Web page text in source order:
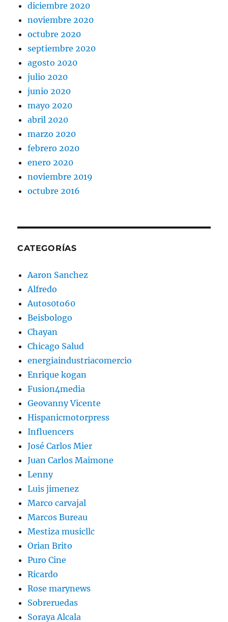
diciembre 2020
noviembre 2020
octubre 2020
septiembre 2020
agosto 2020
julio 2020
junio 2020
mayo 2020
abril 2020
marzo 2020
febrero 2020
enero 2020
noviembre 2019
octubre 2016
CATEGORÍAS
Aaron Sanchez
Alfredo
Autos0to60
Beisbologo
Chayan
Chicago Salud
energiaindustriacomercio
Enrique kogan
Fusion4media
Geovanny Vicente
Hispanicmotorpress
Influencers
José Carlos Mier
Juan Carlos Maimone
Lenny
Luis jimenez
Marco carvajal
Marcos Bureau
Mestiza musicllc
Orian Brito
Puro Cine
Ricardo
Rose marynews
Sobreruedas
Soraya Alcala